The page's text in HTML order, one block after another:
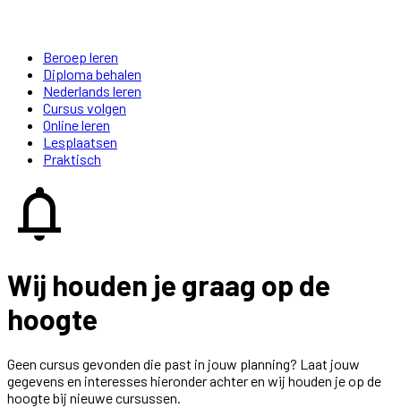
Beroep leren
Diploma behalen
Nederlands leren
Cursus volgen
Online leren
Lesplaatsen
Praktisch
notifications
Wij houden je graag op de
hoogte
Geen cursus gevonden die past in jouw planning? Laat jouw
gegevens en interesses hieronder achter en wij houden je op de
hoogte bij nieuwe cursussen.